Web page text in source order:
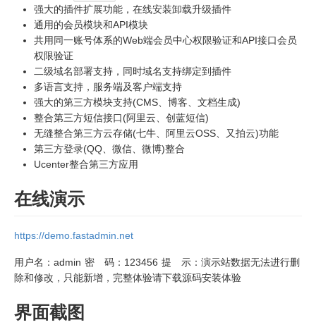
强大的插件扩展功能，在线安装卸载升级插件
通用的会员模块和API模块
共用同一账号体系的Web端会员中心权限验证和API接口会员
权限验证
二级域名部署支持，同时域名支持绑定到插件
多语言支持，服务端及客户端支持
强大的第三方模块支持(CMS、博客、文档生成)
整合第三方短信接口(阿里云、创蓝短信)
无缝整合第三方云存储(七牛、阿里云OSS、又拍云)功能
第三方登录(QQ、微信、微博)整合
Ucenter整合第三方应用
在线演示
https://demo.fastadmin.net
用户名：admin 密 码：123456 提 示：演示站数据无法进行删
除和修改，只能新增，完整体验请下载源码安装体验
界面截图